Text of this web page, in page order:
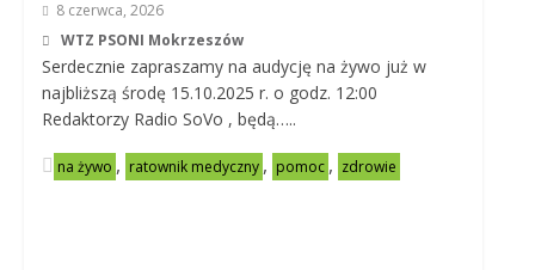
8 czerwca, 2026
WTZ PSONI Mokrzeszów
Serdecznie zapraszamy na audycję na żywo już w
najbliższą środę 15.10.2025 r. o godz. 12:00
Redaktorzy Radio SoVo , będą…..
na żywo , ratownik medyczny , pomoc , zdrowie